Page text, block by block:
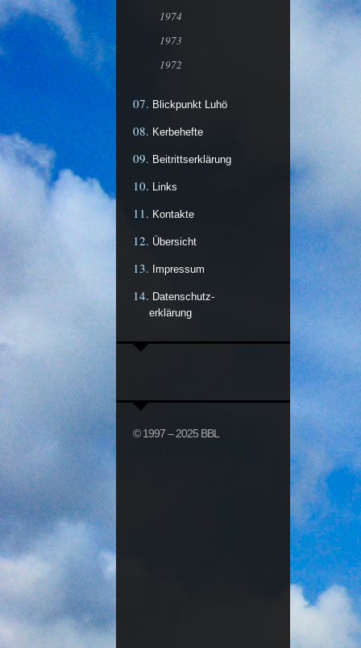
1974
1973
1972
Blickpunkt Luhö
Kerbehefte
Beitrittserklärung
Links
Kontakte
Übersicht
Impressum
Datenschutz-
erklärung
© 1997 – 2025 BBL